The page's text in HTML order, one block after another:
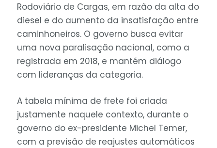
Rodoviário de Cargas, em razão da alta do
diesel e do aumento da insatisfação entre
caminhoneiros. O governo busca evitar
uma nova paralisação nacional, como a
registrada em 2018, e mantém diálogo
com lideranças da categoria.
A tabela mínima de frete foi criada
justamente naquele contexto, durante o
governo do ex-presidente Michel Temer,
com a previsão de reajustes automáticos